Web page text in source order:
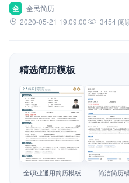
AI 翻译简历
AI 诊断简历
面试自我介绍
AI 职场工具 New
简历模板
简历教程
全
全民简历
2020-05-21 19:09:00
3454 阅
精选简历模板
查看模板
全职业通用简历模板
查看模板
简洁简历